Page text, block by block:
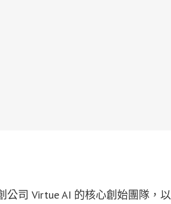
司 Virtue AI 的核心創始團隊，以